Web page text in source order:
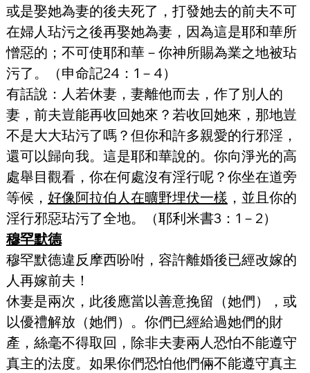
或是娶她為妻的後夫死了，打發她去的前夫不可
在婦人玷污之後再娶她為妻，因為這是耶和華所
憎惡的；不可使耶和華－你神所賜為業之地被玷
污了。（申命記24：1－4）
有話說：人若休妻，妻離他而去，作了別人的
妻，前夫豈能再收回她來？若收回她來，那地豈
不是大大玷污了嗎？但你和許多親愛的行邪淫，
還可以歸向我。這是耶和華說的。你向淨光的高
處舉目觀看，你在何處沒有淫行呢？你坐在道旁
等候， 好像阿拉伯人在曠野埋伏一樣 ，並且你的
淫行邪惡玷污了全地。（耶利米書3：1－2）
穆罕默德
穆罕默德違反摩西吩咐，容許離婚後已經改嫁的
人再嫁前夫！
休妻是兩次，此後應當以善意挽留（她們），或
以優禮解放（她們）。你們已經給過她們的財
產，絲毫不得取回，除非夫妻兩人恐怕不能遵守
真主的法度。如果你們恐怕他們倆不能遵守真主